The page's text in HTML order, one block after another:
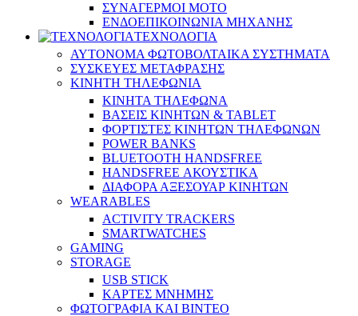
ΣΥΝΑΓΕΡΜΟΙ ΜΟΤΟ
ΕΝΔΟΕΠΙΚΟΙΝΩΝΙΑ ΜΗΧΑΝΗΣ
ΤΕΧΝΟΛΟΓΙΑ
ΑΥΤΟΝΟΜΑ ΦΩΤΟΒΟΛΤΑΙΚΑ ΣΥΣΤΗΜΑΤΑ
ΣΥΣΚΕΥΕΣ ΜΕΤΑΦΡΑΣΗΣ
ΚΙΝΗΤΗ ΤΗΛΕΦΩΝΙΑ
ΚΙΝΗΤΑ ΤΗΛΕΦΩΝΑ
ΒΑΣΕΙΣ ΚΙΝΗΤΩΝ & TABLET
ΦΟΡΤΙΣΤΕΣ ΚΙΝΗΤΩΝ ΤΗΛΕΦΩΝΩΝ
POWER BANKS
BLUETOOTH HANDSFREE
HANDSFREE ΑΚΟΥΣΤΙΚΑ
ΔΙΑΦΟΡΑ ΑΞΕΣΟΥΑΡ ΚΙΝΗΤΩΝ
WEARABLES
ACTIVITY TRACKERS
SMARTWATCHES
GAMING
STORAGE
USB STICK
ΚΑΡΤΕΣ ΜΝΗΜΗΣ
ΦΩΤΟΓΡΑΦΙΑ ΚΑΙ ΒΙΝΤΕΟ